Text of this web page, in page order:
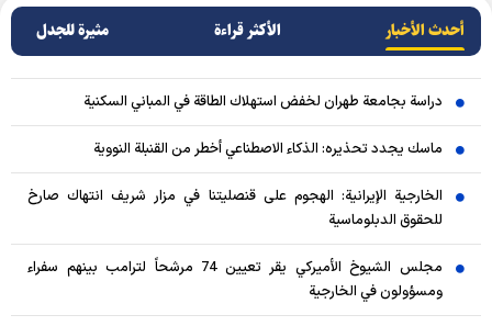
أحدث الأخبار الأکثر قراءة مثيرة للجدل
دراسة بجامعة طهران لخفض استهلاك الطاقة في المباني السكنية
ماسك يجدد تحذيره: الذكاء الاصطناعي أخطر من القنبلة النووية
الخارجية الإيرانية: الهجوم على قنصليتنا في مزار شريف انتهاك صارخ
للحقوق الدبلوماسية
مجلس الشيوخ الأميركي يقر تعيين 74 مرشحاً لترامب بينهم سفراء
ومسؤولون في الخارجية